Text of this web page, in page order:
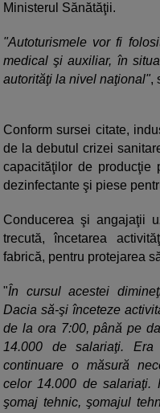
Ministerul Sănătăţii.
"Autoturismele vor fi
medical şi auxiliar, în
autorităţi la nivel naţional",
Conform sursei citate,
de la debutul crizei
capacităţilor de producţie
dezinfectante şi piese
Conducerea şi angajaţii
trecută, încetarea
fabrică, pentru protejarea
"În cursul acestei
Dacia să-şi înceteze
de la ora 7:00, până pe
14.000 de salariaţi.
continuare o măsură
celor 14.000 de salariaţi.
şomaj tehnic, şomajul